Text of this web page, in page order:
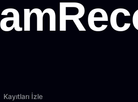
Kayıtları İzle